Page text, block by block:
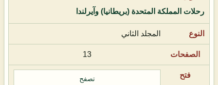
رحلات المملكة المتحدة (بريطانيا) وآيرلندا
المجلد الثاني
13
تصفح